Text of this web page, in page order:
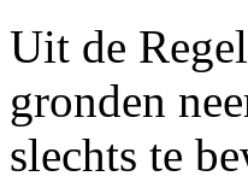
Uit de
gronden
slechts te